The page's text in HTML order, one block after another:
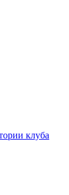
клуба